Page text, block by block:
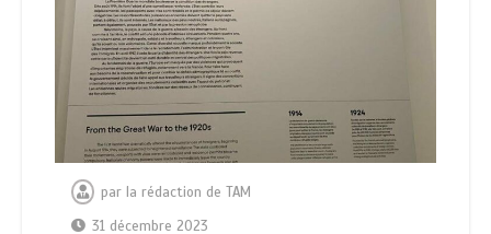
par la rédaction de TAM
31 décembre 2023